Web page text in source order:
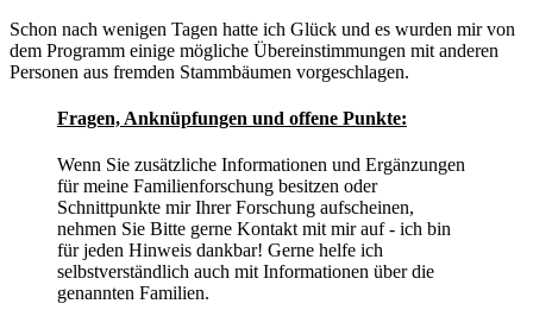
Schon nach wenigen Tagen hatte ich Glück und es wurden mir von
dem Programm einige mögliche Übereinstimmungen mit anderen
Personen aus fremden Stammbäumen vorgeschlagen.
Fragen, Anknüpfungen und offene Punkte:
Wenn Sie zusätzliche Informationen und Ergänzungen
für meine Familienforschung besitzen oder
Schnittpunkte mir Ihrer Forschung aufscheinen,
nehmen Sie Bitte gerne Kontakt mit mir auf - ich bin
für jeden Hinweis dankbar! Gerne helfe ich
selbstverständlich auch mit Informationen über die
genannten Familien.